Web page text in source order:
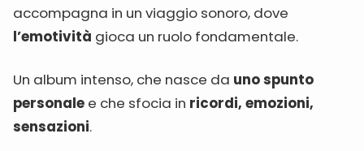
accompagna in un viaggio sonoro, dove
l’emotività gioca un ruolo fondamentale.
Un album intenso, che nasce da uno spunto
personale e che sfocia in ricordi, emozioni,
sensazioni.